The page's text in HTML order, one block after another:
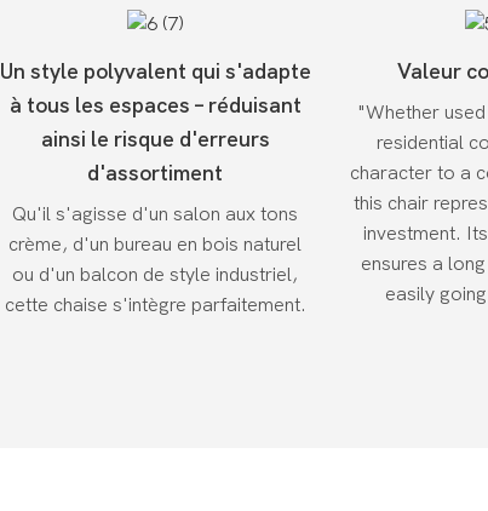
Un style polyvalent qui s'adapte
à tous les espaces – réduisant
ainsi le risque d'erreurs
d'assortiment
Qu'il s'agisse d'un salon aux tons
crème, d'un bureau en bois naturel
ou d'un balcon de style industriel,
cette chaise s'intègre parfaitement.
Valeur
"Whether
residential
character to a
this chair
investment.
ensures a
easily